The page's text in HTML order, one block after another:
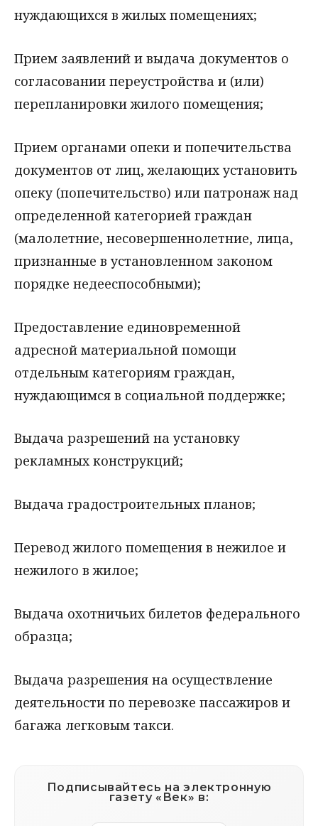
нуждающихся в жилых помещениях;
Прием заявлений и выдача документов о
согласовании переустройства и (или)
перепланировки жилого помещения;
Прием органами опеки и попечительства
документов от лиц, желающих установить
опеку (попечительство) или патронаж над
определенной категорией граждан
(малолетние, несовершеннолетние, лица,
признанные в установленном законом
порядке недееспособными);
Предоставление единовременной
адресной материальной помощи
отдельным категориям граждан,
нуждающимся в социальной поддержке;
Выдача разрешений на установку
рекламных конструкций;
Выдача градостроительных планов;
Перевод жилого помещения в нежилое и
нежилого в жилое;
Выдача охотничьих билетов федерального
образца;
Выдача разрешения на осуществление
деятельности по перевозке пассажиров и
багажа легковым такси.
Подписывайтесь на электронную
газету «Век» в: